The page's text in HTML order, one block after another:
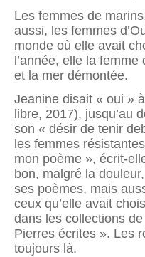
Les femmes de
aussi, les femmes
monde où elle avait
l’année, elle la
et la mer démontée.
Jeanine disait « oui »
libre, 2017), jusqu’au
son « désir de tenir
les femmes
mon poème », écrit-
bon, malgré la
ses poèmes, mais
ceux qu’elle avait
dans les collections
Pierres écrites ». Les
toujours là.